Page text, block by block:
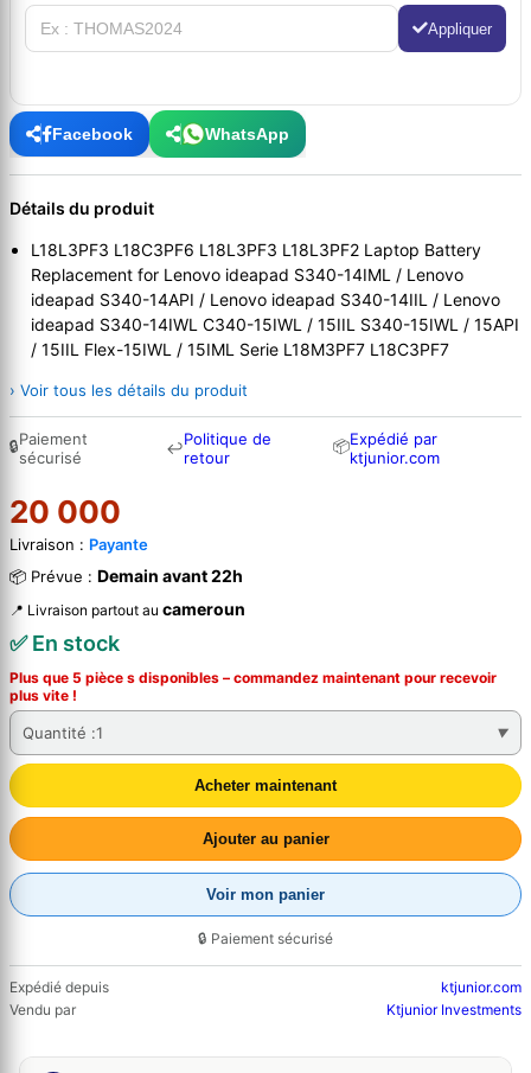
Appliquer
Facebook WhatsApp
Détails du produit
L18L3PF3 L18C3PF6 L18L3PF3 L18L3PF2 Laptop Battery
Replacement for Lenovo ideapad S340-14IML / Lenovo
ideapad S340-14API / Lenovo ideapad S340-14IIL / Lenovo
ideapad S340-14IWL C340-15IWL / 15IIL S340-15IWL / 15API
/ 15IIL Flex-15IWL / 15IML Serie L18M3PF7 L18C3PF7
› Voir tous les détails du produit
🔒Paiement
sécurisé
↩Politique de
retour
📦Expédié par
ktjunior.com
20 000
Livraison : Payante
📦 Prévue : Demain avant 22h
📍 Livraison partout au cameroun
✅ En stock
Plus que 5 pièce s disponibles – commandez maintenant pour recevoir
plus vite !
Quantité :1
Acheter maintenant
Ajouter au panier
Voir mon panier
🔒 Paiement sécurisé
Expédié depuis
ktjunior.com
Vendu par
Ktjunior Investments